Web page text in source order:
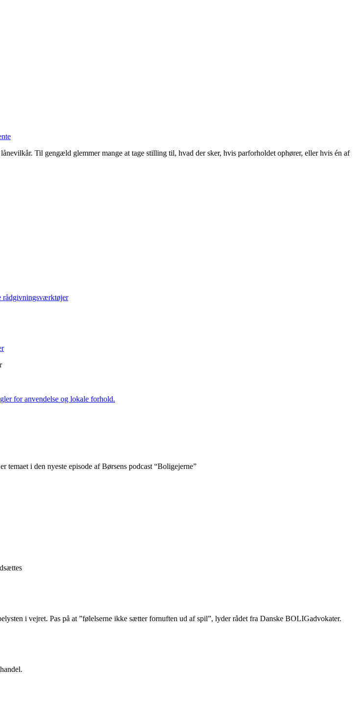
Til gengæld glemmer mange at tage stilling til, hvad der sker, hvis parforholdet ophører, eller hvis én af
rådgivningsværktøjer
for anvendelse og lokale forhold.
temaet i den nyeste episode af Børsens podcast “Boligejerne”
i vejret. Pas på at ”følelserne ikke sætter fornuften ud af spil”, lyder rådet fra Danske BOLIGadvokater.